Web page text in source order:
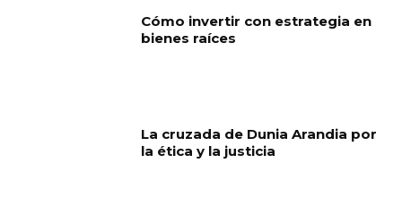
Cómo invertir con estrategia en
bienes raíces
La cruzada de Dunia Arandia por
la ética y la justicia